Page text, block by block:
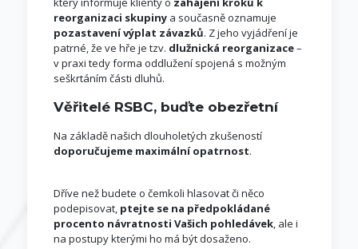
reorganizaci skupinya současně oznamuje
pozastavení výplat závazků. Z jeho vyjádření je
patrné, že ve hře je tzv. dlužnická reorganizace–
v praxi tedy forma oddlužení spojená s možným
seškrtáním části dluhů.
Věřitelé RSBC, buďte obezřetní
Na základě našich dlouholetých zkušeností
doporučujeme maximální opatrnost.
Dříve než budete o čemkoli hlasovat či něco
podepisovat, ptejte se na předpokládané
procento návratnosti Vašich pohledávek, ale i
na postupy kterými ho má být dosaženo.